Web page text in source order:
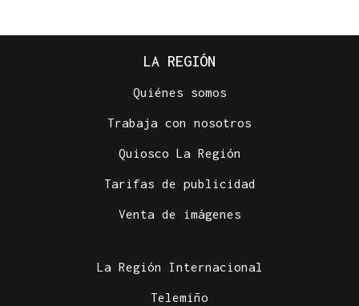
LA REGIÓN
Quiénes somos
Trabaja con nosotros
Quiosco La Región
Tarifas de publicidad
Venta de imágenes
La Región Internacional
Telemiño